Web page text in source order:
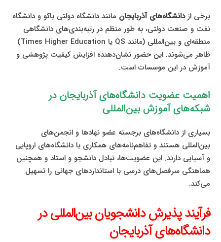
برخی ازدانشگاه‌های آذربایجان مانند دانشگاه دولتی باکو و دانشگاه
نفت و صنعت دولتی، به طور منظم در رتبه‌بندی‌های دانشگاهی
منطقه‌ای و بین‌المللی (مانند QS یا Times Higher Education)
ظاهر می‌شوند. این حضور نشان‌دهنده افزایش کیفیت پژوهشی و
آموزش در این موسسات است.
اهمیت عضویت دانشگاه‌های آذربایجان در
شبکه‌های آموزش بین‌المللی
بسیاری از دانشگاه‌های برجسته عضو نهادها و انجمن‌های
بین‌المللی هستند و تفاهم‌نامه‌های همکاری با دانشگاه‌های اروپایی
و آسیایی دارند. این عضویت‌ها، تبادل دانشجو و استاد و همچنین
هماهنگی سرفصل‌های درسی با استانداردهای جهانی را تسهیل
می‌کند.
فرآیند پذیرش دانشجویان بین‌المللی در
دانشگاه‌های آذربایجان